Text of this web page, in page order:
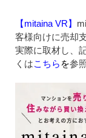
【mitaina VR】
客様向けに売却
実際に取材し、
くはこちら を参